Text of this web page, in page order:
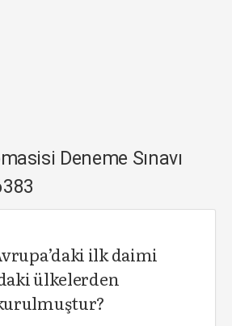
Deneme Sınavı
ilk daimi
ülkelerden